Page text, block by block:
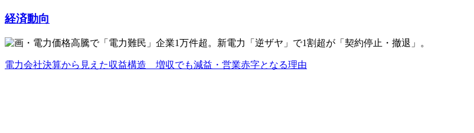
経済動向
電力会社決算から見えた収益構造 増収でも減益・営業赤字となる理由